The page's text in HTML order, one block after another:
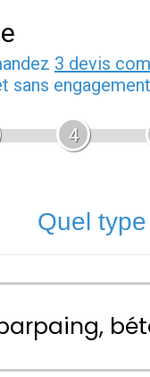
3 devis
sans
4
Quel